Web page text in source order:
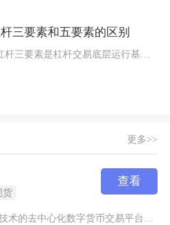
三要素和五要素的区别
更多>>
货
查看
CherrySwap是一个基于区块链技术的去中心化数字货币交易平台，它采用了自动做市商（A